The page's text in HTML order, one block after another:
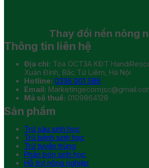
Thay đổi nền nông
Thông tin liên hệ
Địa chỉ: Tòa OCT3A KĐT
Xuân Đỉnh, Bắc Từ Liêm, Hà Nội
Hotline: 0336 001 586
Email:
Mã số thuế: 0109864128
Sản phẩm
Trừ sâu sinh học
Trừ bệnh sinh học
Trừ tuyến trùng
Phân bón sinh học
Hỗ trợ nông nghiệp